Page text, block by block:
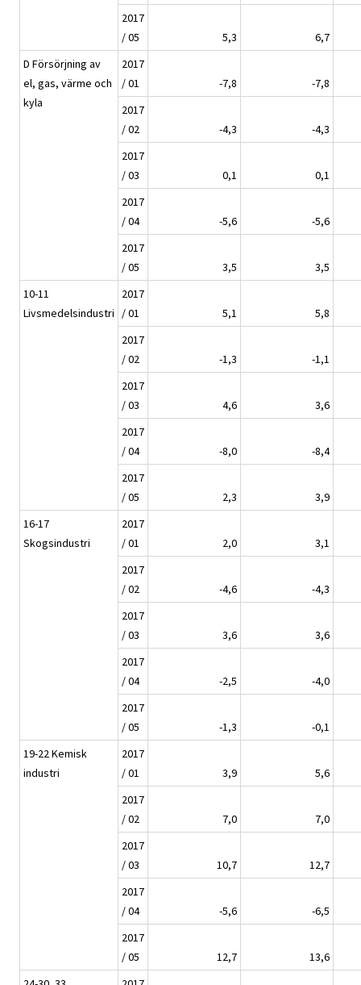
2017
/ 05
5,3
6,7
D Försörjning av
el, gas, värme och
kyla
2017
/ 01
-7,8
-7,8
2017
/ 02
-4,3
-4,3
2017
/ 03
0,1
0,1
2017
/ 04
-5,6
-5,6
2017
/ 05
3,5
3,5
10-11
Livsmedelsindustri
2017
/ 01
5,1
5,8
2017
/ 02
-1,3
-1,1
2017
/ 03
4,6
3,6
2017
/ 04
-8,0
-8,4
2017
/ 05
2,3
3,9
16-17
Skogsindustri
2017
/ 01
2,0
3,1
2017
/ 02
-4,6
-4,3
2017
/ 03
3,6
3,6
2017
/ 04
-2,5
-4,0
2017
/ 05
-1,3
-0,1
19-22 Kemisk
industri
2017
/ 01
3,9
5,6
2017
/ 02
7,0
7,0
2017
/ 03
10,7
12,7
2017
/ 04
-5,6
-6,5
2017
/ 05
12,7
13,6